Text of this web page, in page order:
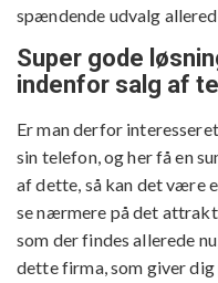
spændende udvalg
Super gode
indenfor salg af
Er man derfor
sin telefon, og her få en
af dette, så kan det være
se nærmere på det
som der findes allerede
dette firma, som giver